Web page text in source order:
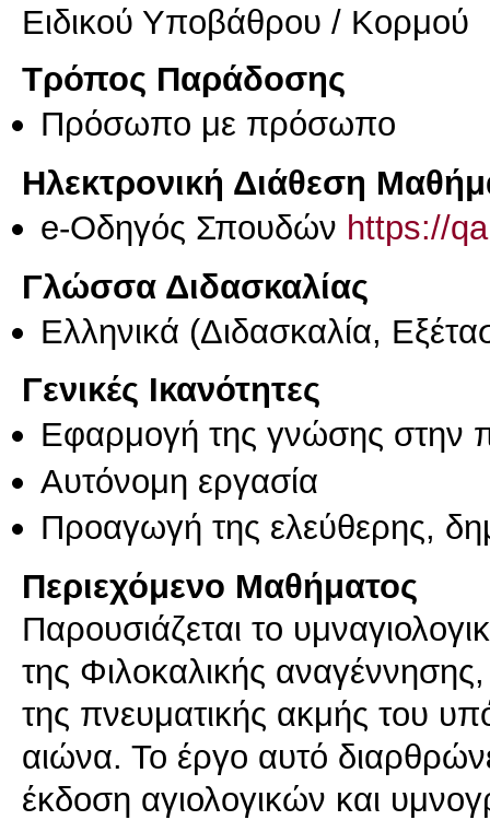
Ειδικού Υποβάθρου / Κορμού
Τρόπος Παράδοσης
Πρόσωπο με πρόσωπο
Ηλεκτρονική Διάθεση
e-Οδηγός Σπουδών https://
Γλώσσα Διδασκαλίας
Ελληνικά (Διδασκαλία,
Γενικές Ικανότητες
Εφαρμογή της γνώσης στην
Αυτόνομη εργασία
Προαγωγή της ελεύθερης,
Περιεχόμενο Μαθήματος
Παρουσιάζεται το
της Φιλοκαλικής
της πνευματικής ακμής του
αιώνα. Το έργο αυτό
έκδοση αγιολογικών και